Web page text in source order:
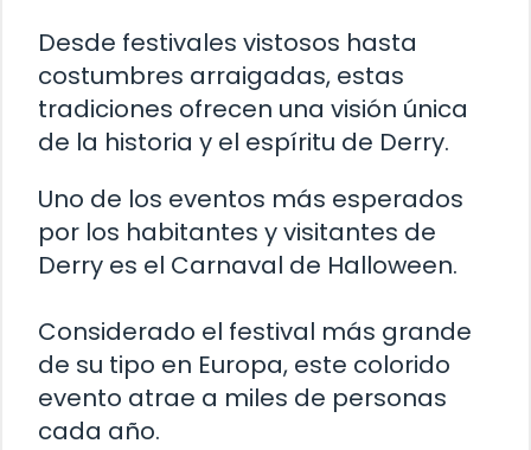
Desde festivales vistosos hasta
costumbres arraigadas, estas
tradiciones ofrecen una visión única
de la historia y el espíritu de Derry.
Uno de los eventos más esperados
por los habitantes y visitantes de
Derry es el Carnaval de Halloween.
Considerado el festival más grande
de su tipo en Europa, este colorido
evento atrae a miles de personas
cada año.